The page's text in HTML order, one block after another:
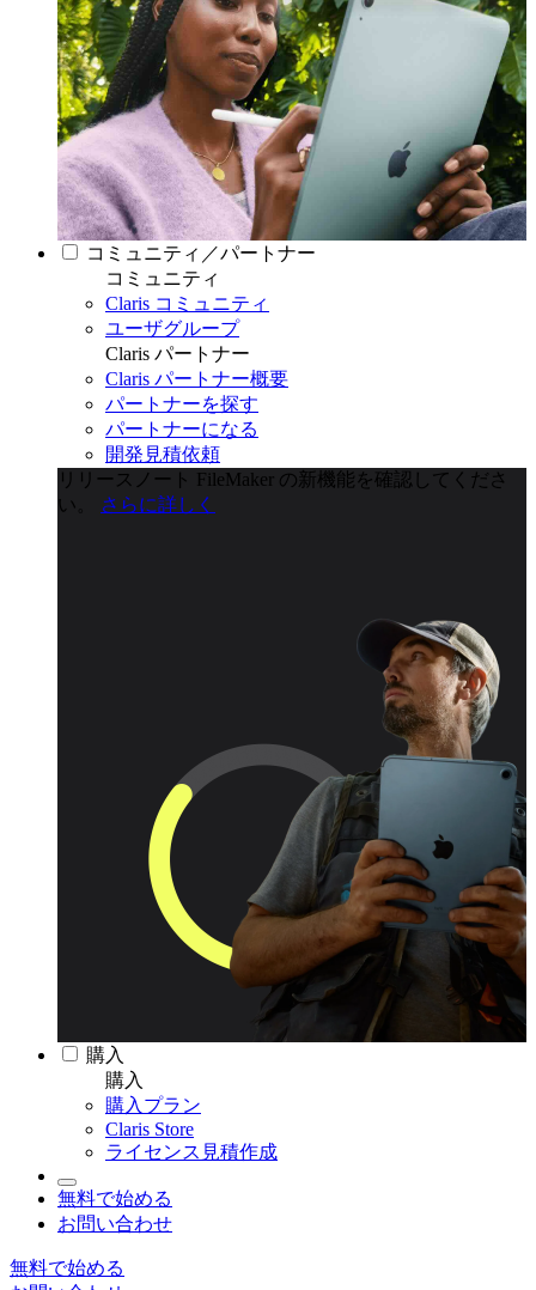
コミュニティ／パートナー
コミュニティ
Claris コミュニティ
ユーザグループ
Claris パートナー
Claris パートナー概要
パートナーを探す
パートナーになる
開発見積依頼
リリースノート
FileMaker の新機能を確認してくださ
い。
さらに詳しく
購入
購入
購入プラン
Claris Store
ライセンス見積作成
無料で始める
お問い合わせ
無料で始める